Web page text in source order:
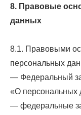
8. Правовые
данных
8.1. Правовыми
персональных
— Федеральный
«О персональных
— федеральные